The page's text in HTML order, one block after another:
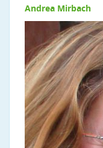
Andrea Mirbach